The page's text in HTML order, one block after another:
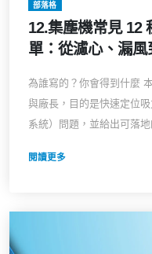
部落格
12.集塵機常見 12
單：從濾心、漏
足？維修或升級
為誰寫的？你會得到什麼
與廠長，目的是快速定位
系統）問題，並給出可落
閱讀更多